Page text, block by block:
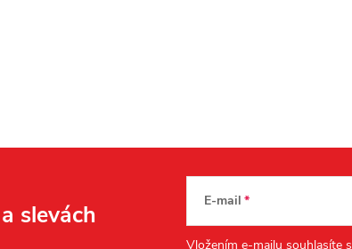
a slevách E-mail
Vložením e-mailu souhlasíte s